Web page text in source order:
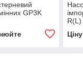
GP3K
R(L)